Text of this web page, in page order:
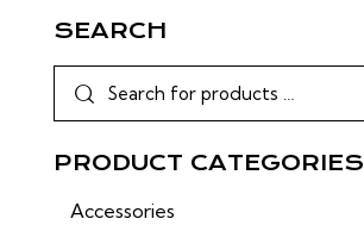
SEARCH
PRODUCT CATEGORIES
Accessories